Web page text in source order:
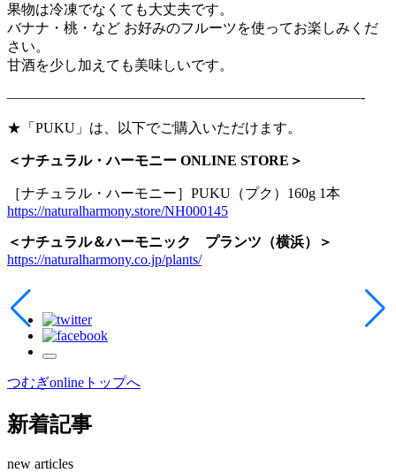
果物は冷凍でなくても大丈夫です。
バナナ・桃・など お好みのフルーツを使ってお楽しみくだ
さい。
甘酒を少し加えても美味しいです。
—————————————————————————-
★「PUKU」は、以下でご購入いただけます。
＜ナチュラル・ハーモニー ONLINE STORE＞
［ナチュラル・ハーモニー］PUKU（プク）160g 1本
https://naturalharmony.store/NH000145
＜ナチュラル＆ハーモニック プランツ（横浜）＞
https://naturalharmony.co.jp/plants/
つむぎonlineトップへ
新着記事
new articles